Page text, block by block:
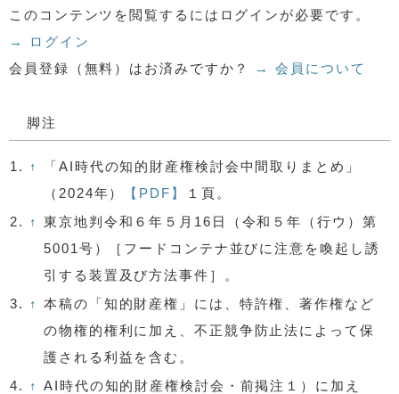
このコンテンツを閲覧するにはログインが必要です。
→ ログイン
会員登録（無料）はお済みですか？
→ 会員について
脚注
1. ↑
「AI時代の知的財産権検討会中間取りまとめ」
（2024年）
【PDF】
１頁。
2.
↑ 東京地判令和６年５月16日（令和５年（行ウ）第
5001号）［フードコンテナ並びに注意を喚起し誘
引する装置及び方法事件］。
3.
↑ 本稿の「知的財産権」には、特許権、著作権など
の物権的権利に加え、不正競争防止法によって保
護される利益を含む。
4.
↑ AI時代の知的財産権検討会・前掲注１）に加え